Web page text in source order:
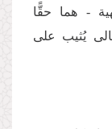
- هما حقًّا
يُثيب على